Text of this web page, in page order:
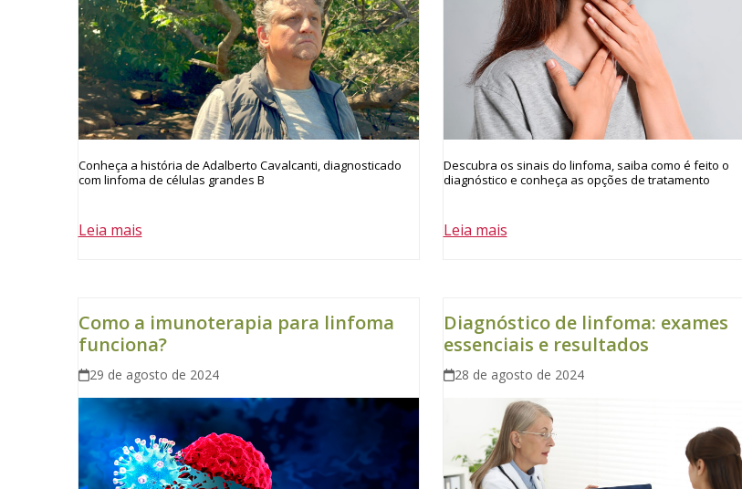
Conheça a história de Adalberto Cavalcanti, diagnosticado
com linfoma de células grandes B
Leia mais
Descubra os sinais do linfoma, saiba como é feito o
diagnóstico e conheça as opções de tratamento
Leia mais
Como a imunoterapia para linfoma
funciona?
29 de agosto de 2024
Diagnóstico de linfoma: exames
essenciais e resultados
28 de agosto de 2024